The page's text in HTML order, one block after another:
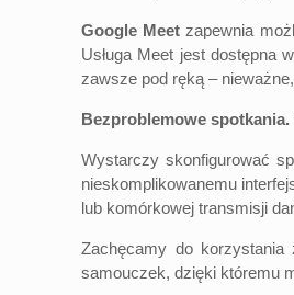
Google Meet zapewnia
Usługa Meet jest dostępna
zawsze pod ręką –
Bezproblemowe
Wystarczy skonfigurować
nieskomplikowanemu
lub komórkowej transmisji
Zachęcamy do korzystania
samouczek, dzięki któremu